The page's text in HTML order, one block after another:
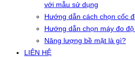
với mẫu sử dụng
Hướng dẫn cách chọn cốc
Hướng dẫn chọn máy đo
Năng lượng bề mặt là gì?
LIÊN HỆ